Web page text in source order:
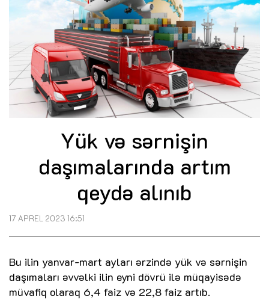
Yük və sərnişin
daşımalarında artım
qeydə alınıb
17 APREL 2023 16:51
Bu ilin yanvar-mart ayları ərzində yük və sərnişin
daşımaları əvvəlki ilin eyni dövrü ilə müqayisədə
müvafiq olaraq 6,4 faiz və 22,8 faiz artıb.